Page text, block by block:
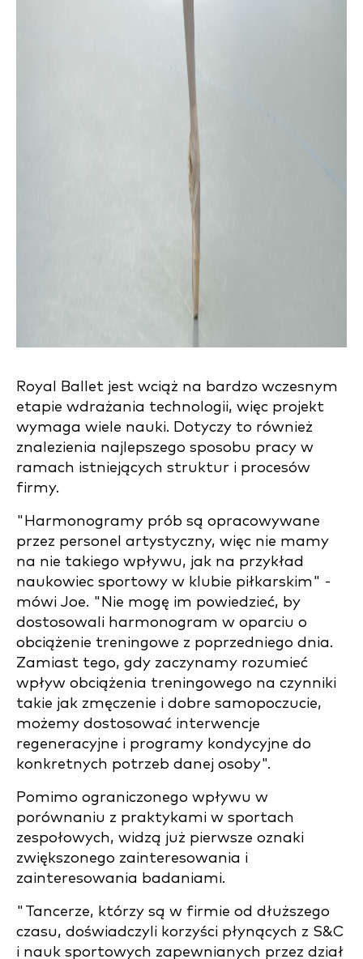
Royal Ballet jest wciąż na bardzo wczesnym
etapie wdrażania technologii, więc projekt
wymaga wiele nauki. Dotyczy to również
znalezienia najlepszego sposobu pracy w
ramach istniejących struktur i procesów
firmy.
"Harmonogramy prób są opracowywane
przez personel artystyczny, więc nie mamy
na nie takiego wpływu, jak na przykład
naukowiec sportowy w klubie piłkarskim" -
mówi Joe. "Nie mogę im powiedzieć, by
dostosowali harmonogram w oparciu o
obciążenie treningowe z poprzedniego dnia.
Zamiast tego, gdy zaczynamy rozumieć
wpływ obciążenia treningowego na czynniki
takie jak zmęczenie i dobre samopoczucie,
możemy dostosować interwencje
regeneracyjne i programy kondycyjne do
konkretnych potrzeb danej osoby".
Pomimo ograniczonego wpływu w
porównaniu z praktykami w sportach
zespołowych, widzą już pierwsze oznaki
zwiększonego zainteresowania i
zainteresowania badaniami.
"Tancerze, którzy są w firmie od dłuższego
czasu, doświadczyli korzyści płynących z S&C
i nauk sportowych zapewnianych przez dział